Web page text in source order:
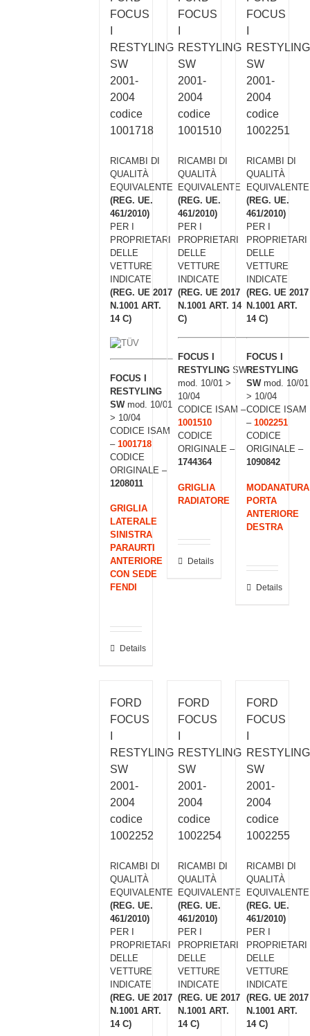
FOCUS
RESTYLING
SW
2001-
2004
codice
1001718
RICAMBI DI
QUALITÀ
EQUIVALENTE
(REG. UE.
461/2010)
PER I
PROPRIETARI
DELLE
VETTURE
INDICATE
(REG. UE 2017
N.1001 ART.
14 C)
FOCUS I
RESTYLING
SWmod. 10/01
> 10/04
CODICE ISAM
– 1001718
CODICE
ORIGINALE –
1208011
GRIGLIA
LATERALE
SINISTRA
PARAURTI
ANTERIORE
CON SEDE
FENDI
Details
FOCUS
RESTYLING
SW
2001-
2004
codice
1001510
RICAMBI DI
QUALITÀ
EQUIVALENTE
(REG. UE.
461/2010)
PER I
PROPRIETARI
DELLE
VETTURE
INDICATE
(REG. UE 2017
N.1001 ART. 14
C)
FOCUS I
RESTYLING SW
mod. 10/01 >
10/04
CODICE ISAM –
1001510
CODICE
ORIGINALE –
1744364
GRIGLIA
RADIATORE
Details
FOCUS
RESTYLING
SW
2001-
2004
codice
1002251
RICAMBI DI
QUALITÀ
EQUIVALENTE
(REG. UE.
461/2010)
PER I
PROPRIETARI
DELLE
VETTURE
INDICATE
(REG. UE 2017
N.1001 ART.
14 C)
FOCUS I
RESTYLING
SW mod. 10/01
> 10/04
CODICE ISAM
– 1002251
CODICE
ORIGINALE –
1090842
MODANATURA
PORTA
ANTERIORE
DESTRA
Details
FORD
FOCUS
RESTYLING
SW
2001-
2004
codice
1002252
RICAMBI DI
QUALITÀ
EQUIVALENTE
(REG. UE.
461/2010)
PER I
PROPRIETARI
DELLE
VETTURE
INDICATE
(REG. UE 2017
N.1001 ART.
14 C)
FORD
FOCUS
RESTYLING
SW
2001-
2004
codice
1002254
RICAMBI DI
QUALITÀ
EQUIVALENTE
(REG. UE.
461/2010)
PER I
PROPRIETARI
DELLE
VETTURE
INDICATE
(REG. UE 2017
N.1001 ART.
14 C)
FORD
FOCUS
RESTYLING
SW
2001-
2004
codice
1002255
RICAMBI DI
QUALITÀ
EQUIVALENTE
(REG. UE.
461/2010)
PER I
PROPRIETARI
DELLE
VETTURE
INDICATE
(REG. UE 2017
N.1001 ART.
14 C)